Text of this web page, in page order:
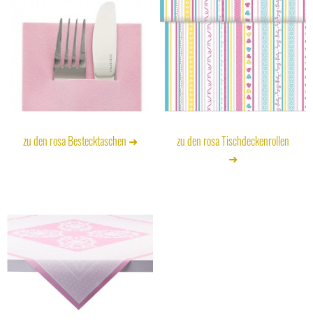
zu den rosa Bestecktaschen ➜
zu den rosa Tischdeckenrollen
➜